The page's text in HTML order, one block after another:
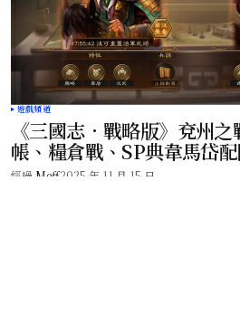
遊戲頻道
《三國志．戰略版》兗州
帳、糧倉戰、SP典韋馬岱
經過 Meff2025 年 11 月 15 日